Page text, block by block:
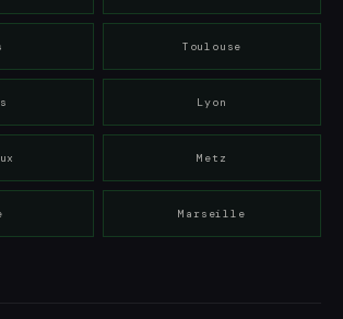
Toulouse
Lyon
Metz
Marseille